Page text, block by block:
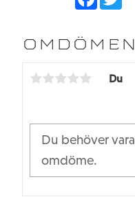
b
o
t
e
OMDÖMEN
Du